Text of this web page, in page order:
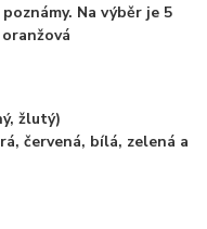
Na výběr je 5
žlutý)
červená, bílá, zelená a